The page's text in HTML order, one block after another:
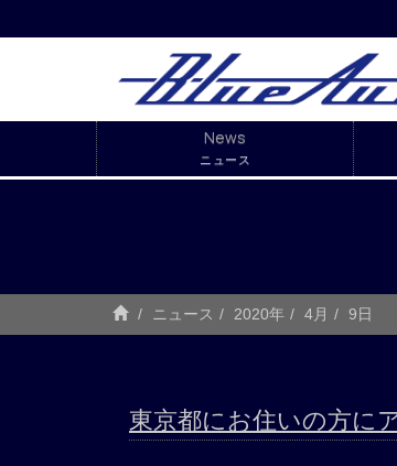
News
ニュース
ニュース 2020年 4月 9日
東京都にお住いの方に